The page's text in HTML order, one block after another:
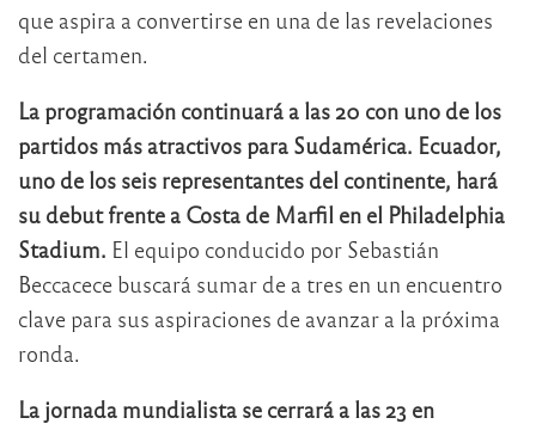
que aspira a convertirse en una de las revelaciones
del certamen.
La programación continuará a las 20 con uno de los
partidos más atractivos para Sudamérica. Ecuador,
uno de los seis representantes del continente, hará
su debut frente a Costa de Marfil en el Philadelphia
Stadium. El equipo conducido por Sebastián
Beccacece buscará sumar de a tres en un encuentro
clave para sus aspiraciones de avanzar a la próxima
ronda.
La jornada mundialista se cerrará a las 23 en